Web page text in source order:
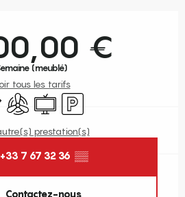
€
(meublé)
tous les tarifs
Air conditionné
Télévision
Parking
prestation(s)
+33 7 67 32 36 ▒▒
Contactez-nous